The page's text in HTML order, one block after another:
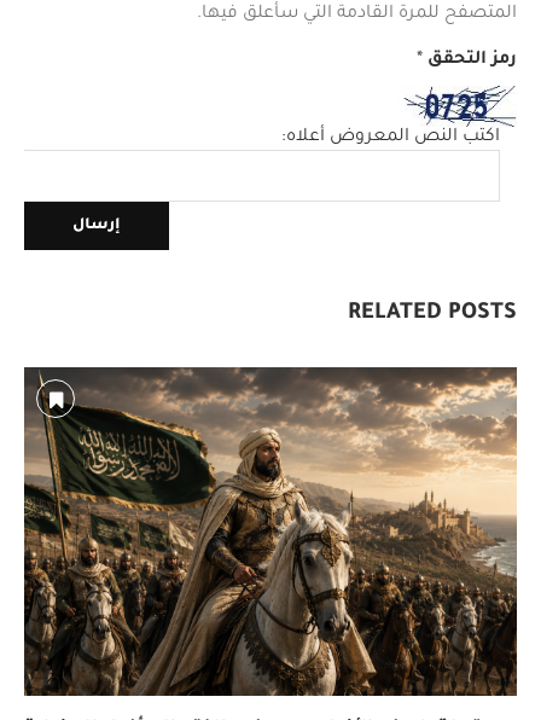
المتصفح للمرة القادمة التي سأعلق فيها.
رمز التحقق *
اكتب النص المعروض أعلاه:
RELATED POSTS